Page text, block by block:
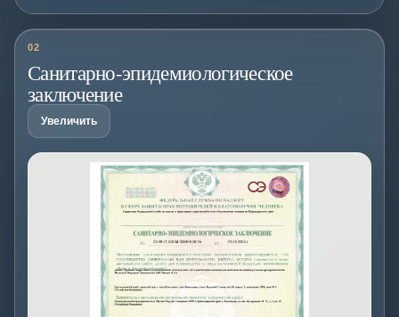
02
Санитарно-эпидемиологическое
заключение
Увеличить